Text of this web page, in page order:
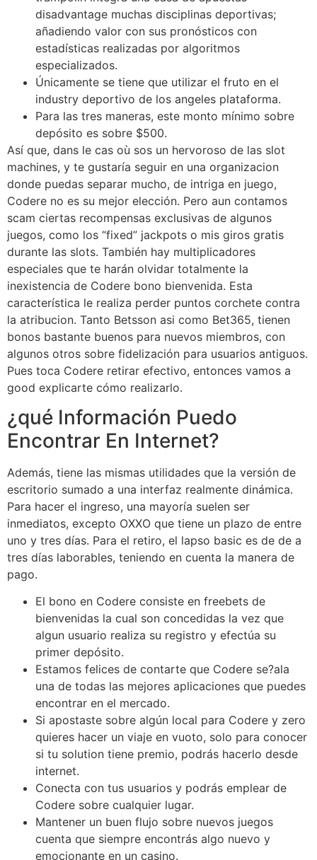
disadvantage muchas disciplinas deportivas;
añadiendo valor con sus pronósticos con
estadísticas realizadas por algoritmos
especializados.
Únicamente se tiene que utilizar el fruto en el
industry deportivo de los angeles plataforma.
Para las tres maneras, este monto mínimo sobre
depósito es sobre $500.
Así que, dans le cas où sos un hervoroso de las slot
machines, y te gustaría seguir en una organizacion
donde puedas separar mucho, de intriga en juego,
Codere no es su mejor elección. Pero aun contamos
scam ciertas recompensas exclusivas de algunos
juegos, como los “fixed” jackpots o mis giros gratis
durante las slots. También hay multiplicadores
especiales que te harán olvidar totalmente la
inexistencia de Codere bono bienvenida. Esta
característica le realiza perder puntos corchete contra
la atribucion. Tanto Betsson asi como Bet365, tienen
bonos bastante buenos para nuevos miembros, con
algunos otros sobre fidelización para usuarios antiguos.
Pues toca Codere retirar efectivo, entonces vamos a
good explicarte cómo realizarlo.
¿qué Información Puedo
Encontrar En Internet?
Además, tiene las mismas utilidades que la versión de
escritorio sumado a una interfaz realmente dinámica.
Para hacer el ingreso, una mayoría suelen ser
inmediatos, excepto OXXO que tiene un plazo de entre
uno y tres días. Para el retiro, el lapso basic es de de a
tres días laborables, teniendo en cuenta la manera de
pago.
El bono en Codere consiste en freebets de
bienvenidas la cual son concedidas la vez que
algun usuario realiza su registro y efectúa su
primer depósito.
Estamos felices de contarte que Codere se?ala
una de todas las mejores aplicaciones que puedes
encontrar en el mercado.
Si apostaste sobre algún local para Codere y zero
quieres hacer un viaje en vuoto, solo para conocer
si tu solution tiene premio, podrás hacerlo desde
internet.
Conecta con tus usuarios y podrás emplear de
Codere sobre cualquier lugar.
Mantener un buen flujo sobre nuevos juegos
cuenta que siempre encontrás algo nuevo y
emocionante en un casino.